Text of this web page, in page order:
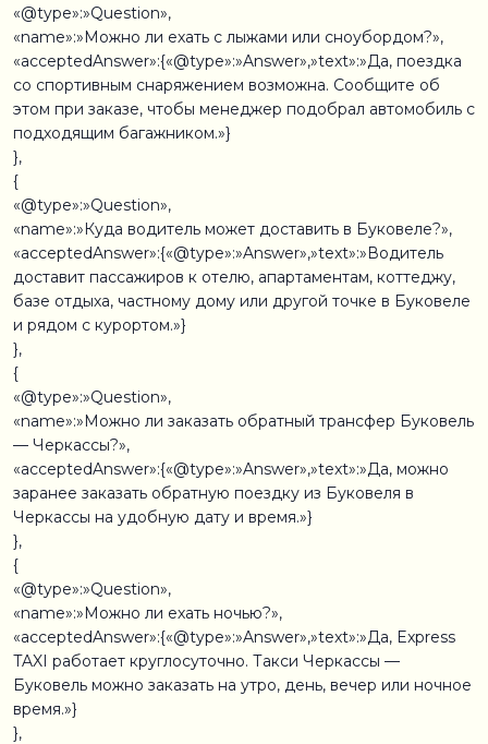
«@type»:»Question»,
«name»:»Можно ли ехать с лыжами или сноубордом?»,
«acceptedAnswer»:{«@type»:»Answer»,»text»:»Да, поездка
со спортивным снаряжением возможна. Сообщите об
этом при заказе, чтобы менеджер подобрал автомобиль с
подходящим багажником.»}
},
{
«@type»:»Question»,
«name»:»Куда водитель может доставить в Буковеле?»,
«acceptedAnswer»:{«@type»:»Answer»,»text»:»Водитель
доставит пассажиров к отелю, апартаментам, коттеджу,
базе отдыха, частному дому или другой точке в Буковеле
и рядом с курортом.»}
},
{
«@type»:»Question»,
«name»:»Можно ли заказать обратный трансфер Буковель
— Черкассы?»,
«acceptedAnswer»:{«@type»:»Answer»,»text»:»Да, можно
заранее заказать обратную поездку из Буковеля в
Черкассы на удобную дату и время.»}
},
{
«@type»:»Question»,
«name»:»Можно ли ехать ночью?»,
«acceptedAnswer»:{«@type»:»Answer»,»text»:»Да, Express
TAXI работает круглосуточно. Такси Черкассы —
Буковель можно заказать на утро, день, вечер или ночное
время.»}
},